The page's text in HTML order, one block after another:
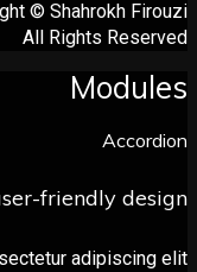
Copyright © Shahrokh
All Rights
user-friendly
consectetur